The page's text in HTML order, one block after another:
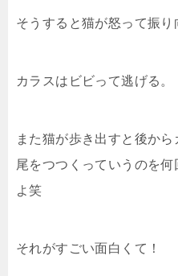
そうすると猫が怒って振り
カラスはビビって逃げる。
また猫が歩き出すと後か
尾をつつくっていうのを
よ笑
それがすごい面白くて！